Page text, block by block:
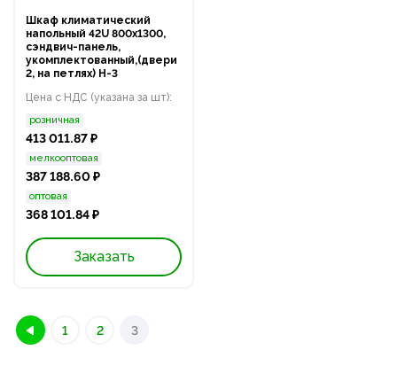
Шкаф климатический
напольный 42U 800х1300,
сэндвич-панель,
укомплектованный,(двери
2, на петлях) Н-3
Цена с НДС (указана за шт):
розничная
413 011.87 ₽
мелкооптовая
387 188.60 ₽
оптовая
368 101.84 ₽
Заказать
1 2 3